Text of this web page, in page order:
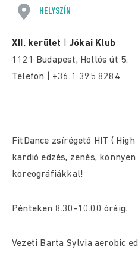
HELYSZÍN
XII. kerület |Jókai Klub
1121 Budapest, Hollós út 5.
Telefon | +36 1 395 8284
FitDance zsírégető HIT (
kardió edzés, zenés,
koreográfiákkal!
Pénteken 8.30-10.00 óráig.
Vezeti Barta Sylvia aerobic